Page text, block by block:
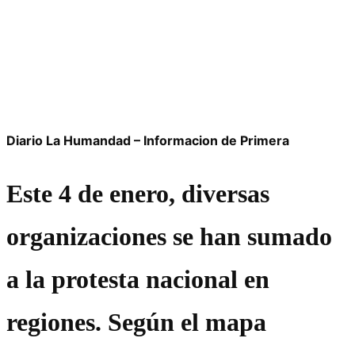
Diario La Humandad – Informacion de Primera
Este 4 de enero, diversas
organizaciones se han sumado
a la protesta nacional en
regiones. Según el mapa